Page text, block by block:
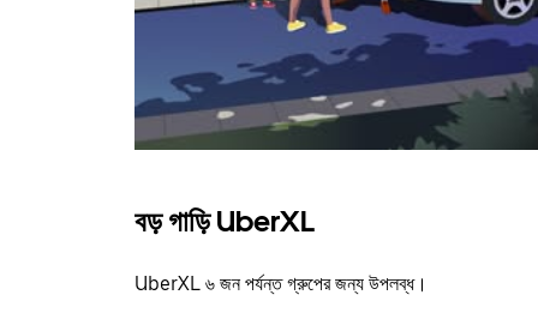
বড় গাড়ি UberXL
UberXL ৬ জন পর্যন্ত গ্রুপের জন্য উপলব্ধ।